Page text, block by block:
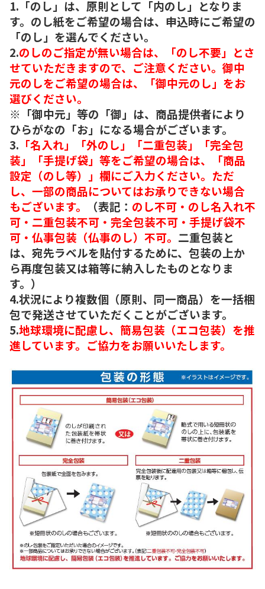
1.「のし」は、原則として「内のし」となりま
す。のし紙をご希望の場合は、申込時にご希望の
「のし」を選んでください。
2.のしのご指定が無い場合は、「のし不要」とさ
せていただきますので、ご注意ください。御中
元のしをご希望の場合は、「御中元のし」をお
選びください。
※「御中元」等の「御」は、商品提供者により
ひらがなの「お」になる場合がございます。
3. 「名入れ」「外のし」「二重包装」「完全包
装」「手提げ袋」等をご希望の場合は、「商品
設定（のし等）」欄にご入力ください。ただ
し、一部の商品についてはお承りできない場合
もございます。
（表記： のし不可・のし名入れ不
可・二重包装不可・完全包装不可・手提げ袋不
可・仏事包装（仏事のし）不可。 二重包装と
は、宛先ラベルを貼付するために、包装の上か
ら再度包装又は箱等に納入したものとなりま
す。）
4.状況により複数個（原則、同一商品）を一括梱
包で発送させていただくことがございます。
5.地球環境に配慮し、簡易包装（エコ包装）を推
進しています。ご協力をお願いいたします。